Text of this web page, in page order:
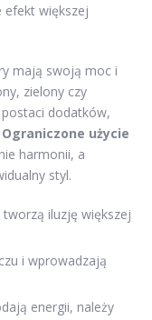
efekt większej
mają swoją moc i
zielony czy
dodatków,
Ograniczone użycie
harmonii, a
styl.
tworzą iluzję większej
i wprowadzają
energii, należy